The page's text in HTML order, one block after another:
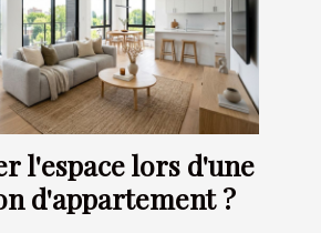
l'espace lors d'une
d'appartement ?